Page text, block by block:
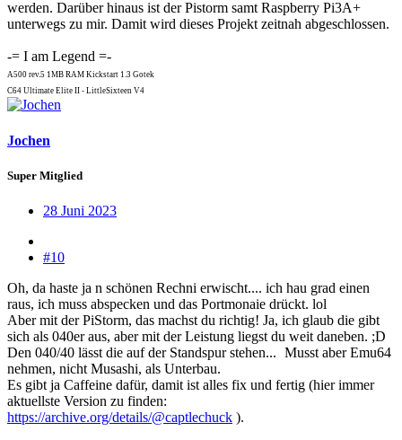
werden. Darüber hinaus ist der Pistorm samt Raspberry Pi3A+
unterwegs zu mir. Damit wird dieses Projekt zeitnah abgeschlossen.
-= I am Legend =-
A500 rev.5 1MB RAM Kickstart 1.3 Gotek
C64 Ultimate Elite II - LittleSixteen V4
Jochen
Super Mitglied
28 Juni 2023
#10
Oh, da haste ja n schönen Rechni erwischt.... ich hau grad einen
raus, ich muss abspecken und das Portmonaie drückt. lol
Aber mit der PiStorm, das machst du richtig! Ja, ich glaub die gibt
sich als 040er aus, aber mit der Leistung liegst du weit daneben. ;D
Den 040/40 lässt die auf der Standspur stehen... Musst aber Emu64
nehmen, nicht Musashi, als Unterbau.
Es gibt ja Caffeine dafür, damit ist alles fix und fertig (hier immer
aktuellste Version zu finden:
https://archive.org/details/@captlechuck ).